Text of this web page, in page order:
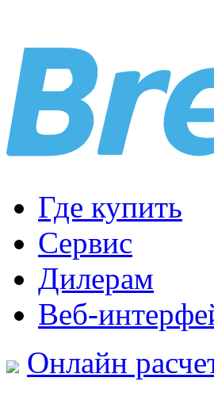
Где купить
Сервис
Дилерам
Веб-
Онлайн